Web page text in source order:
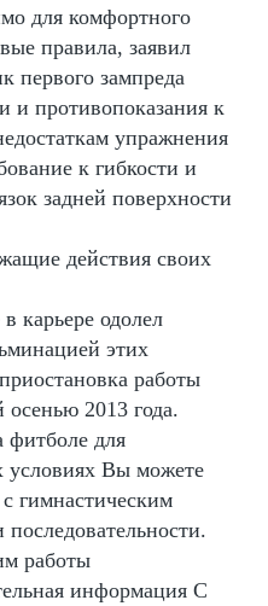
для комфортного
правила, заявил
первого зампреда
и противопоказания к
упражнения
к гибкости и
задней поверхности
действия своих
карьере одолел
этих
работы
осенью 2013 года.
фитболе для
Вы можете
гимнастическим
работы
информация С